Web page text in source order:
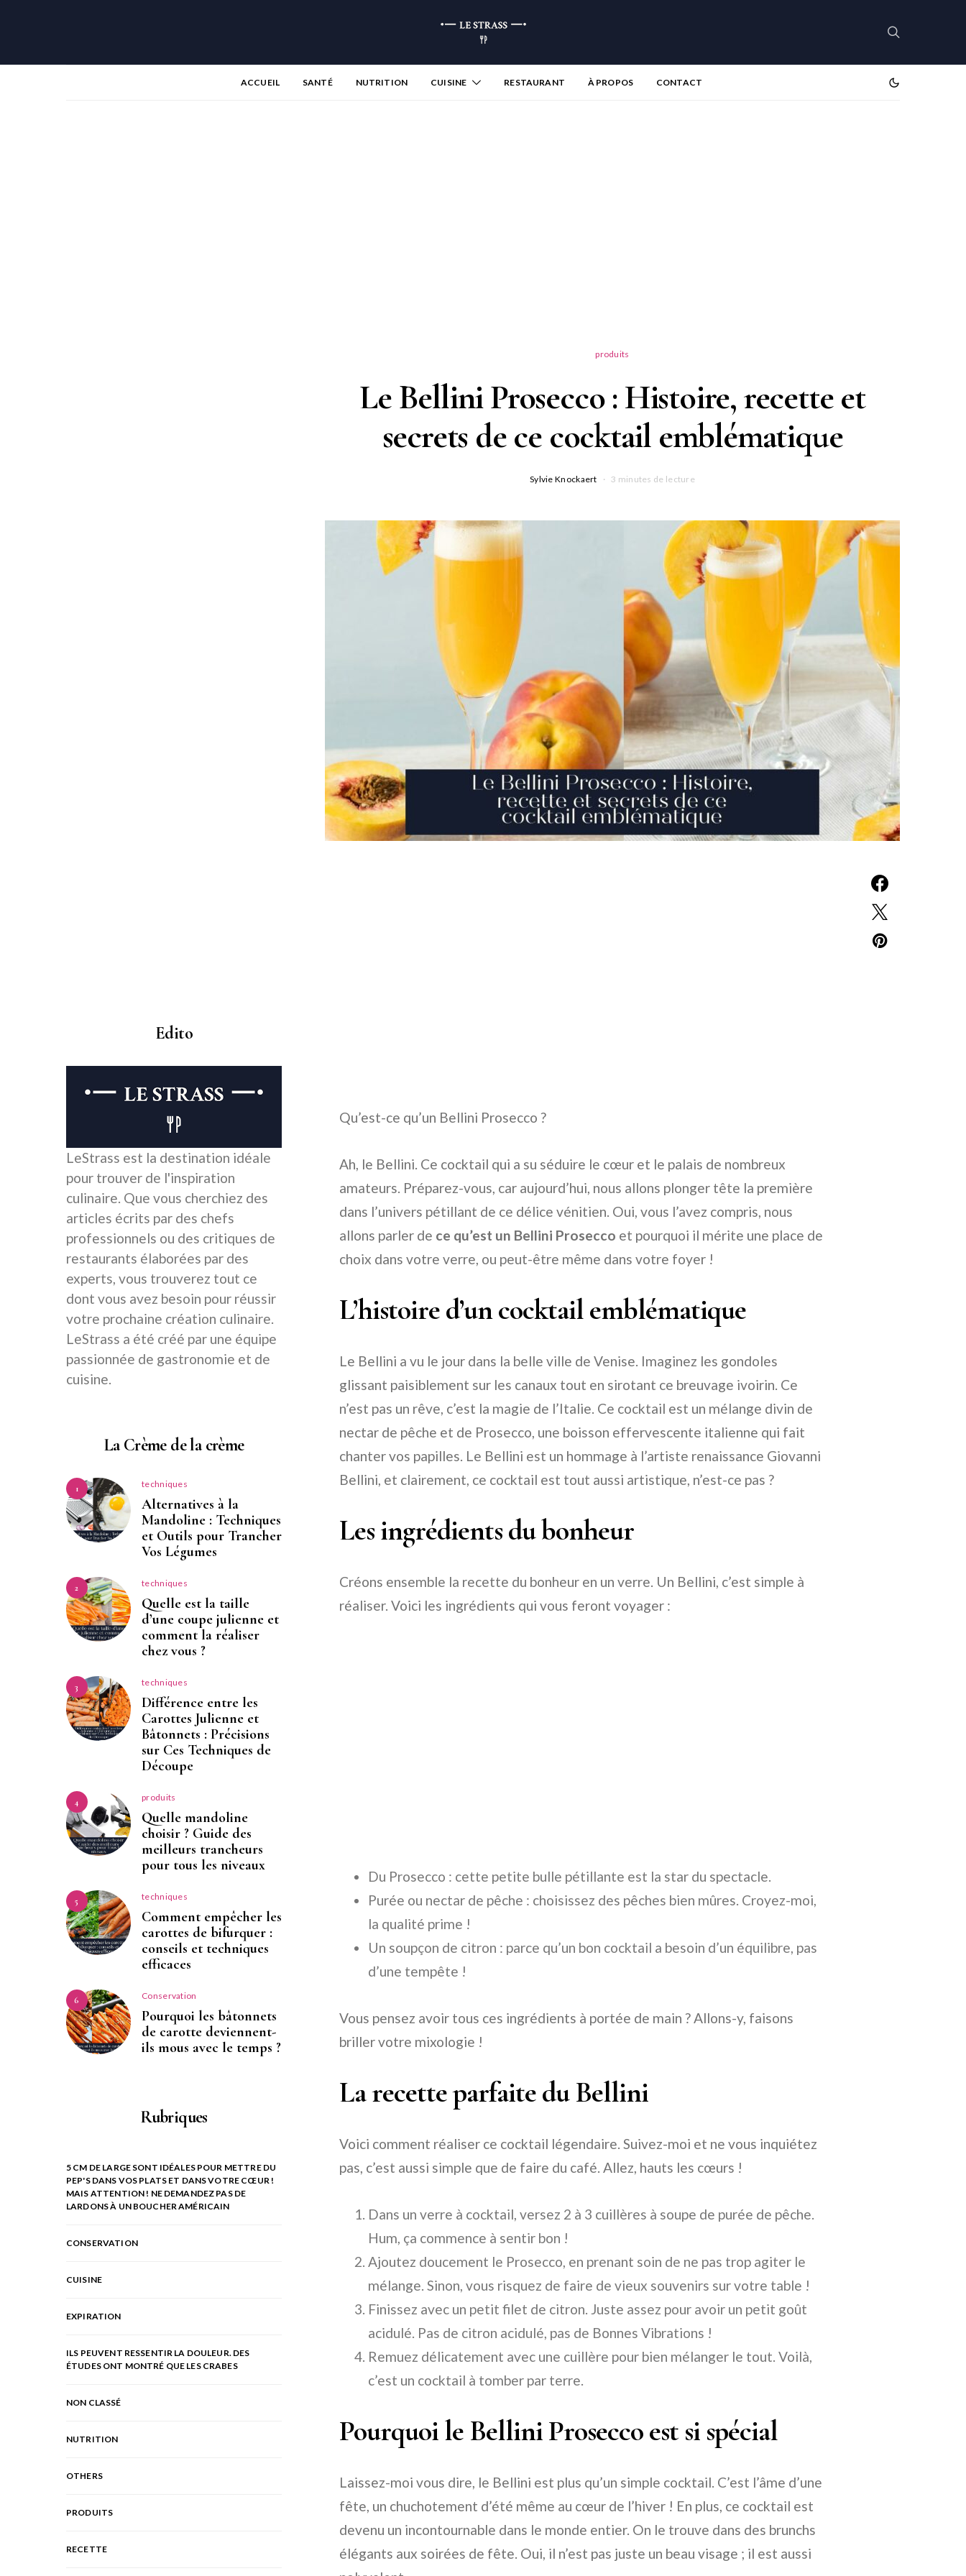
ACCUEIL SANTÉ NUTRITION CUISINE RESTAURANT À PROPOS CONTACT
produits
Le Bellini Prosecco : Histoire, recette et
secrets de ce cocktail emblématique
Sylvie Knockaert 3 minutes de lecture
Qu’est-ce qu’un Bellini Prosecco ?
Ah, le Bellini. Ce cocktail qui a su séduire le cœur et le palais de nombreux
amateurs. Préparez-vous, car aujourd’hui, nous allons plonger tête la première
dans l’univers pétillant de ce délice vénitien. Oui, vous l’avez compris, nous
allons parler de ce qu’est un Bellini Prosecco et pourquoi il mérite une place de
choix dans votre verre, ou peut-être même dans votre foyer !
L’histoire d’un cocktail emblématique
Le Bellini a vu le jour dans la belle ville de Venise. Imaginez les gondoles
glissant paisiblement sur les canaux tout en sirotant ce breuvage ivoirin. Ce
n’est pas un rêve, c’est la magie de l’Italie. Ce cocktail est un mélange divin de
nectar de pêche et de Prosecco, une boisson effervescente italienne qui fait
chanter vos papilles. Le Bellini est un hommage à l’artiste renaissance Giovanni
Bellini, et clairement, ce cocktail est tout aussi artistique, n’est-ce pas ?
Les ingrédients du bonheur
Créons ensemble la recette du bonheur en un verre. Un Bellini, c’est simple à
réaliser. Voici les ingrédients qui vous feront voyager :
Du Prosecco : cette petite bulle pétillante est la star du spectacle.
Purée ou nectar de pêche : choisissez des pêches bien mûres. Croyez-moi,
la qualité prime !
Un soupçon de citron : parce qu’un bon cocktail a besoin d’un équilibre, pas
d’une tempête !
Vous pensez avoir tous ces ingrédients à portée de main ? Allons-y, faisons
briller votre mixologie !
La recette parfaite du Bellini
Voici comment réaliser ce cocktail légendaire. Suivez-moi et ne vous inquiétez
pas, c’est aussi simple que de faire du café. Allez, hauts les cœurs !
Dans un verre à cocktail, versez 2 à 3 cuillères à soupe de purée de pêche.
Hum, ça commence à sentir bon !
Ajoutez doucement le Prosecco, en prenant soin de ne pas trop agiter le
mélange. Sinon, vous risquez de faire de vieux souvenirs sur votre table !
Finissez avec un petit filet de citron. Juste assez pour avoir un petit goût
acidulé. Pas de citron acidulé, pas de Bonnes Vibrations !
Remuez délicatement avec une cuillère pour bien mélanger le tout. Voilà,
c’est un cocktail à tomber par terre.
Pourquoi le Bellini Prosecco est si spécial
Laissez-moi vous dire, le Bellini est plus qu’un simple cocktail. C’est l’âme d’une
fête, un chuchotement d’été même au cœur de l’hiver ! En plus, ce cocktail est
devenu un incontournable dans le monde entier. On le trouve dans des brunchs
élégants aux soirées de fête. Oui, il n’est pas juste un beau visage ; il est aussi
Edito
LeStrass est la destination idéale
pour trouver de l'inspiration
culinaire. Que vous cherchiez des
articles écrits par des chefs
professionnels ou des critiques de
restaurants élaborées par des
experts, vous trouverez tout ce
dont vous avez besoin pour réussir
votre prochaine création culinaire.
LeStrass a été créé par une équipe
passionnée de gastronomie et de
cuisine.
La Crème de la crème
1 techniques
Alternatives à la
Mandoline : Techniques
et Outils pour Trancher
Vos Légumes
2 techniques
Quelle est la taille
d’une coupe julienne et
comment la réaliser
chez vous ?
3 techniques
Différence entre les
Carottes Julienne et
Bâtonnets : Précisions
sur Ces Techniques de
Découpe
4 produits
Quelle mandoline
choisir ? Guide des
meilleurs trancheurs
pour tous les niveaux
5 techniques
Comment empêcher les
carottes de bifurquer :
conseils et techniques
efficaces
6 Conservation
Pourquoi les bâtonnets
de carotte deviennent-
ils mous avec le temps ?
Rubriques
5 CM DE LARGE SONT IDÉALES POUR METTRE DU
PEP'S DANS VOS PLATS ET DANS VOTRE CŒUR !
MAIS ATTENTION ! NE DEMANDEZ PAS DE
LARDONS À UN BOUCHER AMÉRICAIN
CONSERVATION
CUISINE
EXPIRATION
ILS PEUVENT RESSENTIR LA DOULEUR. DES
ÉTUDES ONT MONTRÉ QUE LES CRABES
NON CLASSÉ
NUTRITION
OTHERS
PRODUITS
RECETTE